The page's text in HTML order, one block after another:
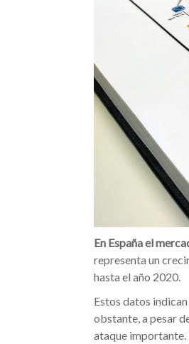
En España el
representa un
hasta el año 2020.
Estos datos indican
obstante, a pesar
ataque importante.